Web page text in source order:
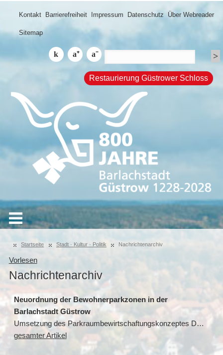
Kontakt Barrierefreiheit Impressum Datenschutz Über Webreader
Sitemap
Restaurierung Güstrower Schloss
Startseite Stadt · Kultur · Politik Nachrichtenarchiv
Vorlesen
Nachrichtenarchiv
Neuordnung der Bewohnerparkzonen in der
Barlachstadt Güstrow
Umsetzung des Parkraumbewirtschaftungskonzeptes D…
gesamter Artikel